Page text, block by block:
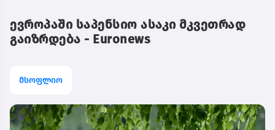
ევროპაში საპენსიო ასაკი მკვეთრად
გაიზრდება - Euronews
მსოფლიო